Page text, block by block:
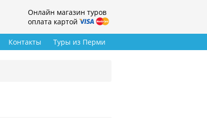
Онлайн магазин туров
оплата картой
Туры из Перми
Контакты